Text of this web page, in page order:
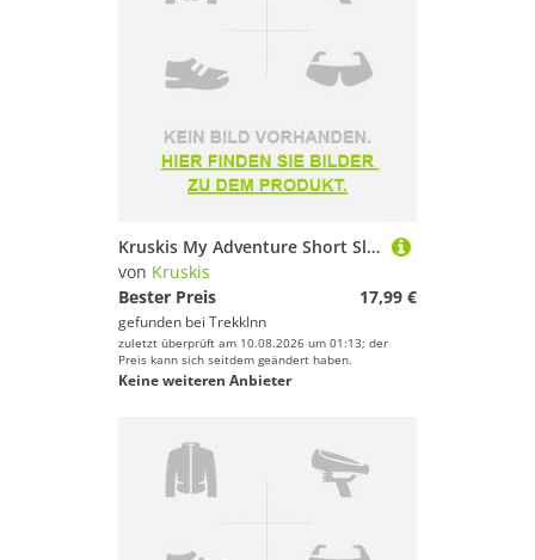
Kruskis My Adventure Short Sleeve T-shirt Schwarz 3XL Mann
von Kruskis
Bester Preis
17,99 €
gefunden bei TrekkInn
zuletzt überprüft am 10.08.2026 um 01:13; der
Preis kann sich seitdem geändert haben.
Keine weiteren Anbieter